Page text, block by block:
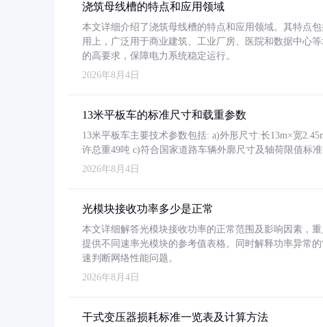
浇筑母线槽的特点和应用领域
本文详细介绍了浇筑母线槽的特点和应用领域。其特点
用上，广泛用于商业建筑、工业厂房、医院和数据中心
的高要求，保障电力系统稳定运行。
2026年8月4日
13米平板车的标准尺寸和载重参数
13米平板车主要技术参数包括: a)外形尺寸:长13m×宽
许总重49吨 c)符合国家道路车辆外廓尺寸及轴荷限值标准
2026年8月4日
光模块接收功率多少是正常
本文详细解答光模块接收功率的正常范围及影响因素，
提供不同速率光模块的参考值表格。同时解释功率异常
速判断网络性能问题。
2026年8月4日
干式变压器损耗标准一览表及计算方法